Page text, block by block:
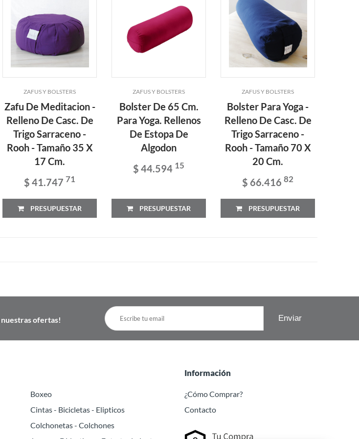
ZAFUS Y BOLSTERS
Zafu De Meditacion -
Relleno De Casc. De
Trigo Sarraceno -
Rooh - Tamaño 35 X
17 Cm.
$ 41.747 71
PRESUPUESTAR
ZAFUS Y BOLSTERS
Bolster De 65 Cm.
Para Yoga. Rellenos
De Estopa De
Algodon
$ 44.594 15
PRESUPUESTAR
ZAFUS Y BOLSTERS
Bolster Para Yoga -
Relleno De Casc. De
Trigo Sarraceno -
Rooh - Tamaño 70 X
20 Cm.
$ 66.41682
PRESUPUESTAR
nuestras ofertas!
Boxeo
Cintas - Bicicletas - Elipticos
Colchonetas - Colchones
Información
¿Cómo Comprar?
Contacto